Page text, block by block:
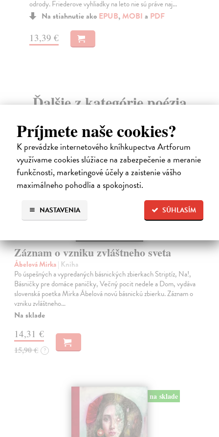
Príjmete naše cookies?
K prevádzke internetového kníhkupectva Artforum
využívame cookies slúžiace na zabezpečenie a meranie
funkčnosti, marketingové účely a zaistenie vášho
maximálneho pohodlia a spokojnosti.
SÚHLASÍM
NASTAVENIA
Dočká sa niektorá z nich veľkého šťastia?
Na stiahnutie ako EPUBaMOBI
3,29 €
Ďalšie z kategórie poézia
na sklade
novinka
Záznam o vzniku zvláštneho sveta
Ábelová Mirka| Kniha
Po úspešných a vypredaných básnických zbierkach Striptíz, Na!,
Básničky pre domáce paničky, Večný pocit nedele a Dom, vydáva
slovenská poetka Mirka Ábelová novú básnickú zbierku. Záznam o
vzniku zvláštneho…
Na sklade
14,31 €
15,90 € ?
na sklade